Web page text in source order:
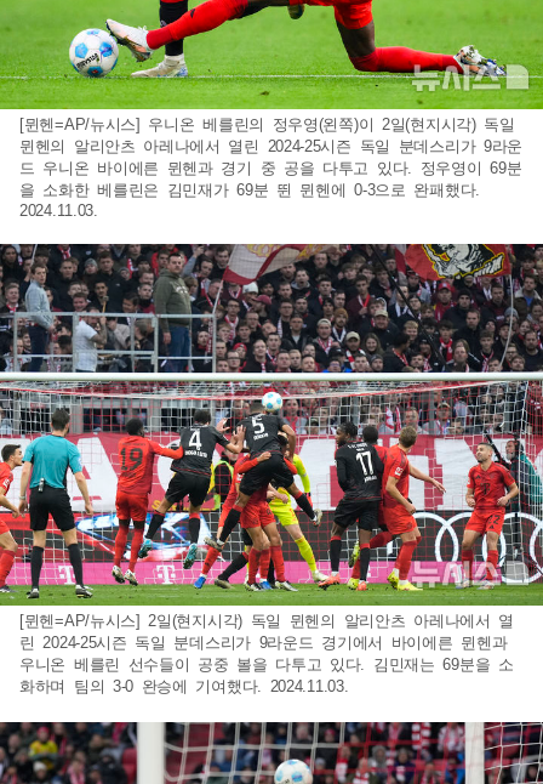
[뮌헨=AP/뉴시스] 우니온 베를린의 정우영(왼쪽)이 2일(현지시각) 독일
뮌헨의 알리안츠 아레나에서 열린 2024-25시즌 독일 분데스리가 9라운
드 우니온 바이에른 뮌헨과 경기 중 공을 다투고 있다. 정우영이 69분
을 소화한 베를린은 김민재가 69분 뛴 뮌헨에 0-3으로 완패했다.
2024.11.03.
[뮌헨=AP/뉴시스] 2일(현지시각) 독일 뮌헨의 알리안츠 아레나에서 열
린 2024-25시즌 독일 분데스리가 9라운드 경기에서 바이에른 뮌헨과
우니온 베를린 선수들이 공중 볼을 다투고 있다. 김민재는 69분을 소
화하며 팀의 3-0 완승에 기여했다. 2024.11.03.